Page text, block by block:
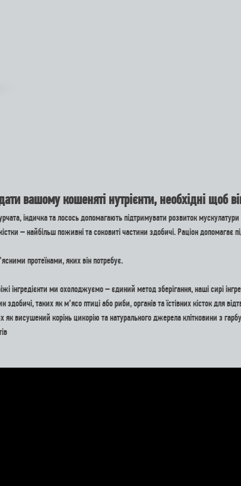
вашому кошеняті нутрієнти, необхідні щоб
індичка та лосось допомагають підтримувати розвиток
– найбільш поживні та соковиті частини здобичі. Раціон
протеїнами, яких він потребує.
інгредієнти ми охолоджуємо – єдиний метод зберігання, наші сирі
таких як м’ясо птиці або риби, органів та їстівних кісток для
висушений корінь цикорію та натурального джерела клітковини з